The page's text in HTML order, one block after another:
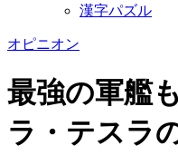
漢字パズル
オピニオン
最強の軍艦
ラ・テスラ